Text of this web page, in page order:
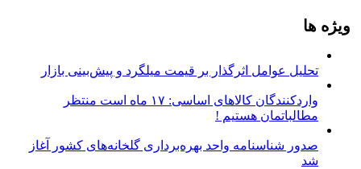
ویژه ها
تحلیل عوامل اثرگذار بر قیمت میلگرد و پیش‌بینی بازار
واردکنندگان کالاهای اساسی: ۱۷ ماه است منتظر
مطالباتمان هستیم !
صدور شناسنامه واحد بهره‌برداری گلخانه‌های کشور آغاز
شد